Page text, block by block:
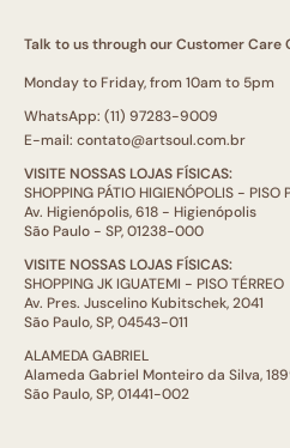
Talk to us through our Customer
Monday to Friday, from 10am to 5pm
WhatsApp: (11) 97283-9009
E-mail: contato@artsoul.com.br
VISITE NOSSAS LOJAS FÍSICAS:
SHOPPING PÁTIO HIGIENÓPOLIS - PISO
Av. Higienópolis, 618 - Higienópolis
São Paulo - SP, 01238-000
VISITE NOSSAS LOJAS FÍSICAS:
SHOPPING JK IGUATEMI - PISO TÉRREO
Av. Pres. Juscelino Kubitschek, 2041
São Paulo, SP, 04543-011
ALAMEDA GABRIEL
Alameda Gabriel Monteiro da Silva,
São Paulo, SP, 01441-002